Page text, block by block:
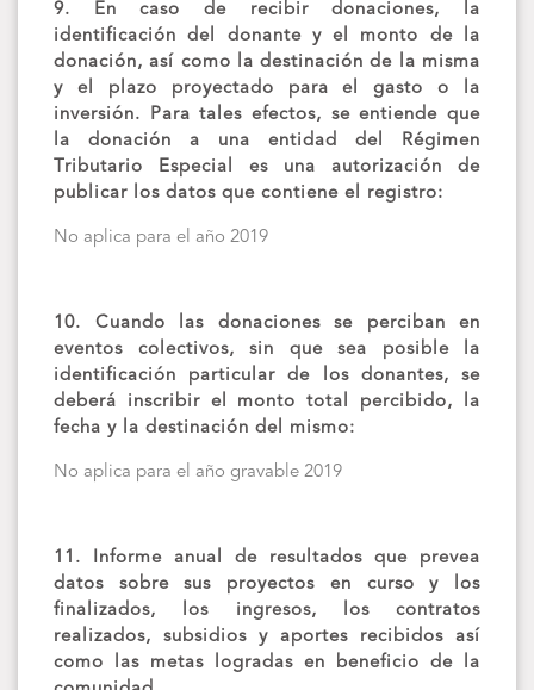
9. En caso de recibir donaciones, la
identificación del donante y el monto de la
donación, así como la destinación de la misma
y el plazo proyectado para el gasto o la
inversión. Para tales efectos, se entiende que
la donación a una entidad del Régimen
Tributario Especial es una autorización de
publicar los datos que contiene el registro:
No aplica para el año 2019
10. Cuando las donaciones se perciban en
eventos colectivos, sin que sea posible la
identificación particular de los donantes, se
deberá inscribir el monto total percibido, la
fecha y la destinación del mismo:
No aplica para el año gravable 2019
11. Informe anual de resultados que prevea
datos sobre sus proyectos en curso y los
finalizados, los ingresos, los contratos
realizados, subsidios y aportes recibidos así
como las metas logradas en beneficio de la